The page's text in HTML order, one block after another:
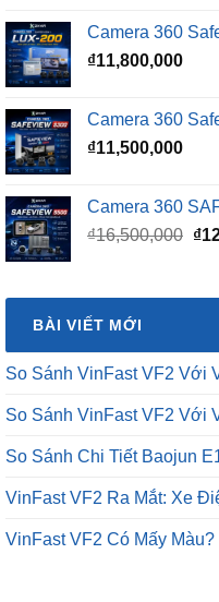
Camera 360
₫11,800,000
Camera 360
₫11,500,000
Camera 360
₫16,500,000 Giá
₫
BÀI VIẾT MỚI
So Sánh VinFast VF2 Với
So Sánh VinFast VF2 Với
So Sánh Chi Tiết Baojun
VinFast VF2 Ra Mắt: Xe
VinFast VF2 Có Mấy